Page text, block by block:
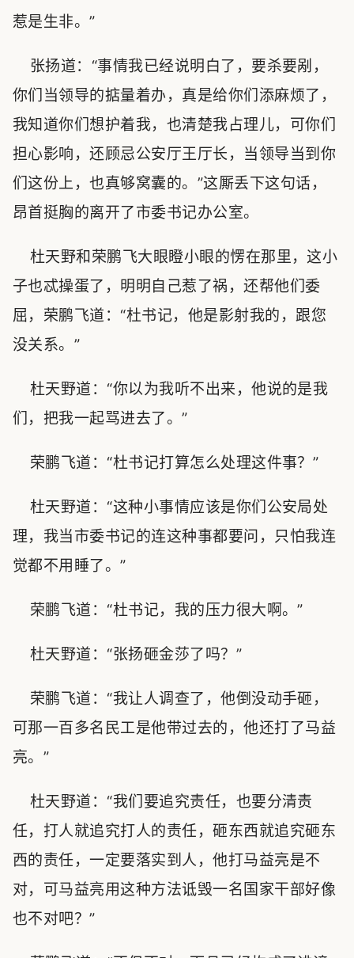
惹是生非。”
张扬道：“事情我已经说明白了，要杀要剐，
你们当领导的掂量着办，真是给你们添麻烦了，
我知道你们想护着我，也清楚我占理儿，可你们
担心影响，还顾忌公安厅王厅长，当领导当到你
们这份上，也真够窝囊的。”这厮丢下这句话，
昂首挺胸的离开了市委书记办公室。
杜天野和荣鹏飞大眼瞪小眼的愣在那里，这小
子也忒操蛋了，明明自己惹了祸，还帮他们委
屈，荣鹏飞道：“杜书记，他是影射我的，跟您
没关系。”
杜天野道：“你以为我听不出来，他说的是我
们，把我一起骂进去了。”
荣鹏飞道：“杜书记打算怎么处理这件事？”
杜天野道：“这种小事情应该是你们公安局处
理，我当市委书记的连这种事都要问，只怕我连
觉都不用睡了。”
荣鹏飞道：“杜书记，我的压力很大啊。”
杜天野道：“张扬砸金莎了吗？”
荣鹏飞道：“我让人调查了，他倒没动手砸，
可那一百多名民工是他带过去的，他还打了马益
亮。”
杜天野道：“我们要追究责任，也要分清责
任，打人就追究打人的责任，砸东西就追究砸东
西的责任，一定要落实到人，他打马益亮是不
对，可马益亮用这种方法诋毁一名国家干部好像
也不对吧？”